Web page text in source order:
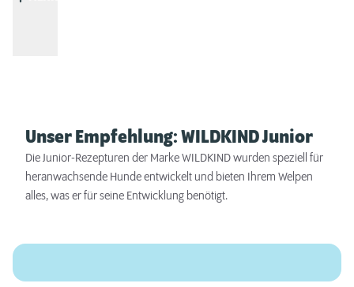
Unser Empfehlung: WILDKIND Junior
Die Junior-Rezepturen der Marke WILDKIND wurden speziell für
heranwachsende Hunde entwickelt und bieten Ihrem Welpen
alles, was er für seine Entwicklung benötigt.